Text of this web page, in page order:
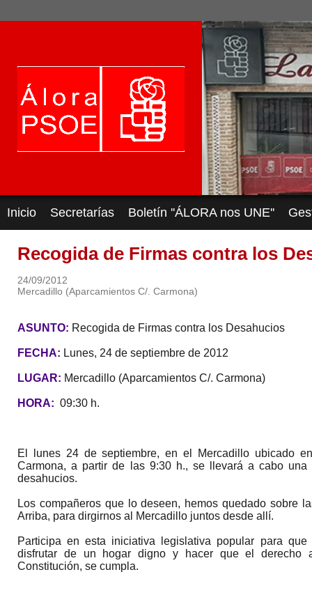
Inicio Secretarías Boletín ''ÁLORA nos UNE''
Recogida de Firmas contra los
24/09/2012
Mercadillo (Aparcamientos C/. Carmona)
ASUNTO: Recogida de Firmas contra los Desahucios
FECHA: Lunes, 24 de septiembre de 2012
LUGAR: Mercadillo (Aparcamientos C/. Carmona)
HORA: 09:30 h.
El lunes 24 de septiembre, en el Mercadillo ubicado
Carmona, a partir de las 9:30 h., se llevará a cabo una
desahucios.
Los compañeros que lo deseen, hemos quedado sobre
Arriba, para dirgirnos al Mercadillo juntos desde allí.
Participa en esta iniciativa legislativa popular para
disfrutar de un hogar digno y hacer que el derecho
Constitución, se cumpla.